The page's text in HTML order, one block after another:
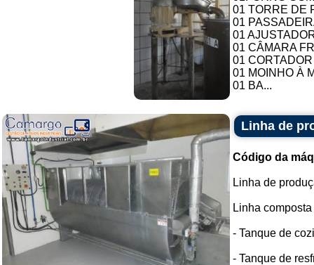
01 TORRE DE
01
01
01 CÂMARA
01
01 MOINHO À
01 BA...
Linha de
Código da
Linha de
Linha
- Tanque de
- Tanque de